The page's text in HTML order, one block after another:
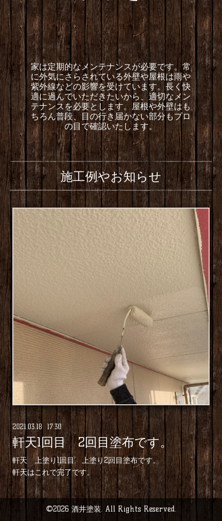
家は定期的なメンテナンスが必要です。常
に外気にさらされている外壁や屋根は雨や
紫外線などの影響を受けています。長く快
適に過んでいただきたいから、適切なメン
テナンスを必要とします。屋根や外壁はも
ちろん普段、目の行き届かない部分もプロ
の目で確認いたします。
施工例やお知らせ
2021 03.18 17:30
軒天1回目 2回目塗布です。
軒天 上塗り1回目 上塗り2回目塗布です。
軒天はこれで完了です。
©2026 酒井塗装. All Rights Reserved.